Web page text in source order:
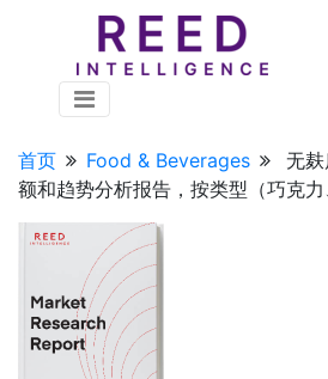
首页 Food & Beverages
无
额和趋势分析报告，按类型（巧克